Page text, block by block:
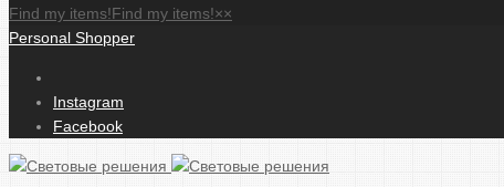
Find my items!Find my items!××
Personal Shopper
Instagram
Facebook